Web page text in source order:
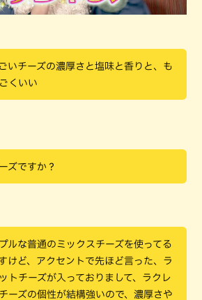
いチーズの濃厚さと塩味と香りと、も
くいい
ズですか？
ルな普通のミックスチーズを使ってる
けど、アクセントで先ほど言った、ラ
トチーズが入っておりまして、ラクレ
ーズの個性が結構強いので、濃厚さや